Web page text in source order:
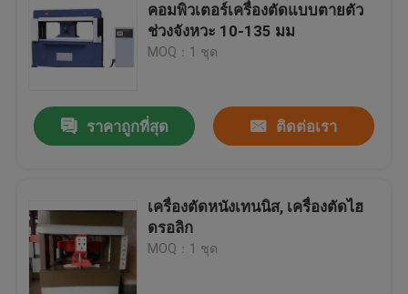
คอมพิวเตอร์เครื่องตัดแบบตายตัว
ช่วงจังหวะ 10-135 มม
MOQ：1 ชุด
ราคาถูกที่สุด ติดต่อเรา
เครื่องตัดหนังเทนนิส, เครื่องตัดไฮ
ดรอลิก
MOQ：1 ชุด